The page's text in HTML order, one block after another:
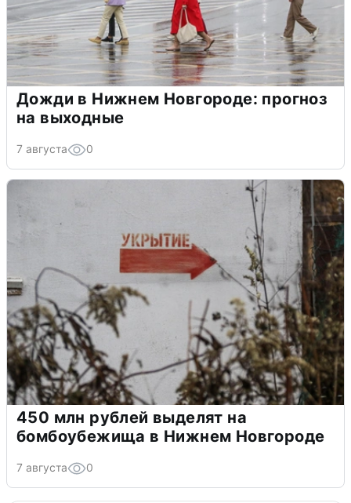
Дожди в Нижнем Новгороде: прогноз
на выходные
7 августа 0
450 млн рублей выделят на
бомбоубежища в Нижнем Новгороде
7 августа 0